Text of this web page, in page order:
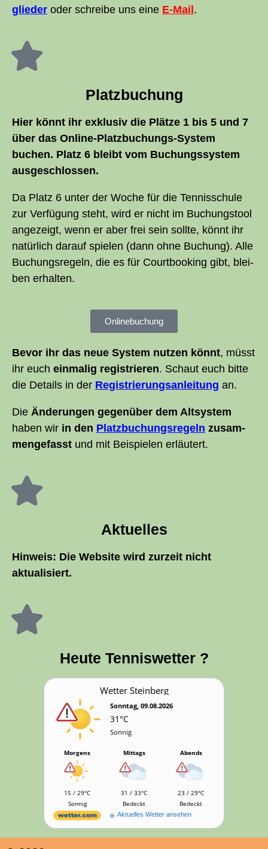
glie­der oder schrei­be uns eine E‑Mail .
Platz­bu­chung
Hier könnt ihr exklu­siv die Plät­ze 1 bis 5 und 7
über das Online-Platz­bu­chungs-Sys­tem
buchen. Platz 6 bleibt vom Buchungs­sys­tem
ausgeschlossen.
Da Platz 6 unter der Woche für die Ten­nis­schu­le
zur Ver­fü­gung steht, wird er nicht im Buchungs­tool
ange­zeigt, wenn er aber frei sein soll­te, könnt ihr
natür­lich dar­auf spie­len (dann ohne Buchung). Alle
Buchungs­re­geln, die es für Court­boo­king gibt, blei­
ben erhalten.
Online­buchung
Bevor ihr das neue Sys­tem nut­zen könnt, müsst
ihr euch ein­ma­lig regis­trie­ren. Schaut euch bit­te
die Details in der Regis­trie­rungs­an­lei­tung an.
Die Ände­run­gen gegen­über dem Alt­sys­tem
haben wir in den Platz­bu­chungs­re­geln zusam­
men­ge­fasst und mit Bei­spie­len erläutert.
Aktu­el­les
Hin­weis: Die Web­site wird zur­zeit nicht
aktualisiert.
Heu­te Tenniswetter ?
Wet­ter Steinberg
Sonntag, 09.08.2026
31°C
Sonnig
Morgens
15 / 29°C
Sonnig
Mittags
31 / 33°C
Bedeckt
Abends
23 / 29°C
Bedeckt
Aktuelles Wetter ansehen